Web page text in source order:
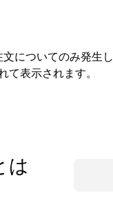
についてのみ発生
て表示されます。
は